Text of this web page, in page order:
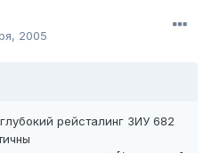
2005
рейсталинг ЗИУ 682